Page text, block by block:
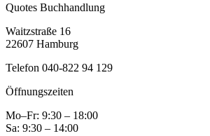
Quotes Buchhandlung
Waitzstraße 16
22607 Hamburg
Telefon 040-822 94 129
Öffnungszeiten
Mo–Fr: 9:30 – 18:00
Sa: 9:30 – 14:00